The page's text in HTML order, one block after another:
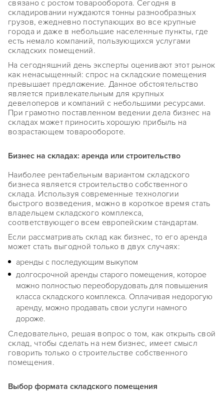
связано с ростом товарооборота. Сегодня в
складировании нуждаются тонны разнообразных
грузов, ежедневно поступающих во все крупные
города и даже в небольшие населенные пункты, где
есть немало компаний, пользующихся услугами
складских помещений.
На сегодняшний день эксперты оценивают этот рынок
как ненасыщенный: спрос на складские помещения
превышает предложение. Данное обстоятельство
является привлекательным для крупных
девелоперов и компаний с небольшими ресурсами.
При грамотно поставленном ведении дела бизнес на
складах может приносить хорошую прибыль на
возрастающем товарообороте.
Бизнес на складах: аренда или строительство
Наиболее рентабельным вариантом складского
бизнеса является строительство собственного
склада. Используя современные технологии
быстрого возведения, можно в короткое время стать
владельцем складского комплекса,
соответствующего всем европейским стандартам.
Если рассматривать склад как бизнес, то его аренда
может стать выгодной только в двух случаях:
аренды с последующим выкупом
долгосрочной аренды старого помещения, которое
можно полностью переоборудовать для повышения
класса складского комплекса. Оплачивая недорогую
аренду, можно продавать свои услуги намного
дороже.
Следовательно, решая вопрос о том, как открыть свой
склад, чтобы сделать на нем бизнес, имеет смысл
говорить только о строительстве собственного
помещения.
Выбор формата складского помещения